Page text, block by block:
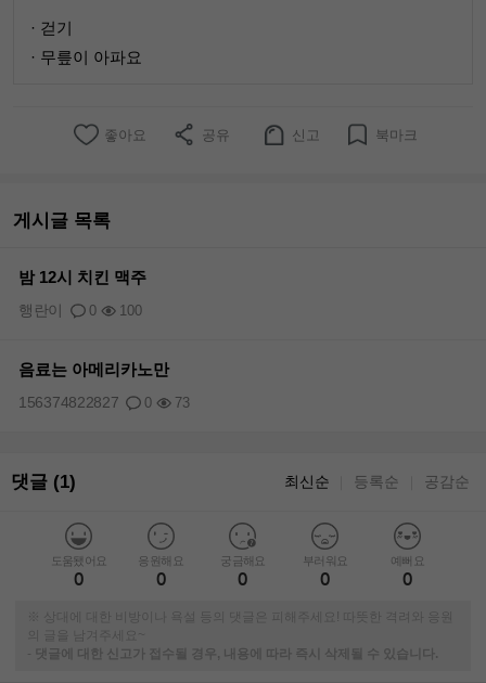
· 걷기
· 무릎이 아파요
좋아요 공유 신고 북마크
게시글 목록
밤 12시 치킨 맥주
0 100
행란이
음료는 아메리카노만
0 73
156374822827
댓글 (1) 최신순 등록순 공감순
도움됐어요
0
응원해요
0
궁금해요
0
부러워요
0
예뻐요
0
※ 상대에 대한 비방이나 욕설 등의 댓글은 피해주세요! 따뜻한 격려와 응원
의 글을 남겨주세요~
-
댓글에 대한 신고가 접수될 경우, 내용에 따라 즉시 삭제될 수 있습니다.